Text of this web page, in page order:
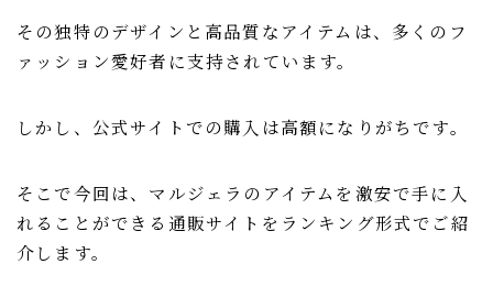
その独特のデザインと高品質なアイテムは、多くのフ
ァッション愛好者に支持されています。
しかし、公式サイトでの購入は高額になりがちです。
そこで今回は、マルジェラのアイテムを激安で手に入
れることができる通販サイトをランキング形式でご紹
介します。